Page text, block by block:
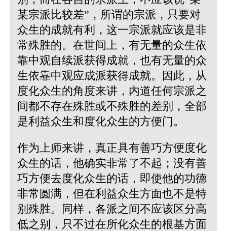
某宗派比较差”，所谓的宗派，只要对
众生的成就有利，这一宗派就应该是非
常殊胜的。在世间上，有无量的众生依
靠中观自续派获得成就，也有无量的众
生依靠中观应成派获得成就。因此，从
度化众生的角度来讲，内道任何宗派之
间都不存在殊胜或不殊胜的差别，全部
是利益众生和度化众生的方便门。
作为上师来讲，真正具有善巧方便度化
众生的话，他确实非常了不起；没有善
巧方便去度化众生的话，即使他的功德
非常圆满，但在利益众生方面也不是特
别殊胜。同样，各派之间不应该区分高
低之别，只不过在所化众生的根基方面